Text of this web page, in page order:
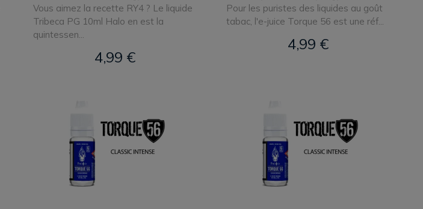
Vous aimez la recette RY4 ? Le liquide
Tribeca PG 10ml Halo en est la
quintessen...
4,99 €
Pour les puristes des liquides au goût
tabac, l'e-juice Torque 56 est une réf...
4,99 €